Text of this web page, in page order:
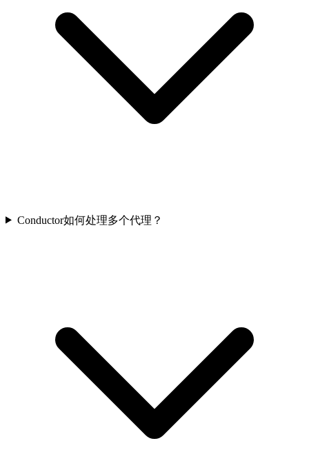
Conductor如何处理多个代理？